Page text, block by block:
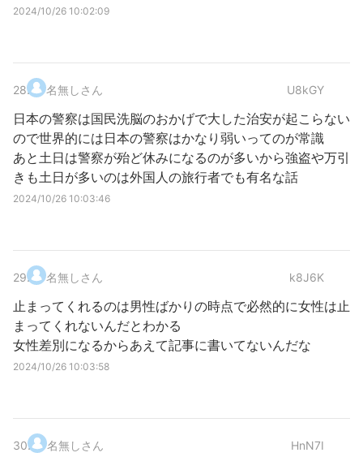
2024/10/26 10:02:09
28. 名無しさん U8kGY
日本の警察は国民洗脳のおかげで大した治安が起こらない
ので世界的には日本の警察はかなり弱いってのが常識
あと土日は警察が殆ど休みになるのが多いから強盗や万引
きも土日が多いのは外国人の旅行者でも有名な話
2024/10/26 10:03:46
29. 名無しさん k8J6K
止まってくれるのは男性ばかりの時点で必然的に女性は止
まってくれないんだとわかる
女性差別になるからあえて記事に書いてないんだな
2024/10/26 10:03:58
30. 名無しさん HnN7I